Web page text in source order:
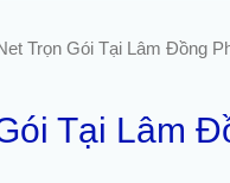
Trọn Gói Tại Lâm Đồng
Tại Lâm